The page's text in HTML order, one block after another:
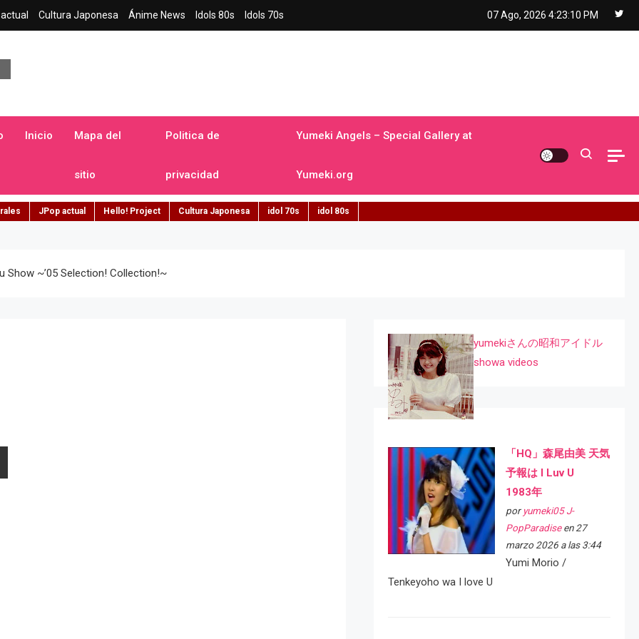
Cultura Japonesa Ánime News Idols 80s Idols 70s 07 Ago, 2026 4:23:11 PM
Inicio Mapa del
sitio
Politica de
privacidad
Yumeki Angels – Special Gallery at
Yumeki.org
JPop actual Hello! Project Cultura Japonesa idol 70s idol 80s
Show ~’05 Selection! Collection!~
yumekiさんの昭和アイドル
showa videos
「HQ」森尾由美 天気
予報は I Luv U
1983年
por yumeki05 J-
PopParadiseen 27
marzo 2026 a las 3:44
Yumi Morio /
Tenkeyoho wa I love U